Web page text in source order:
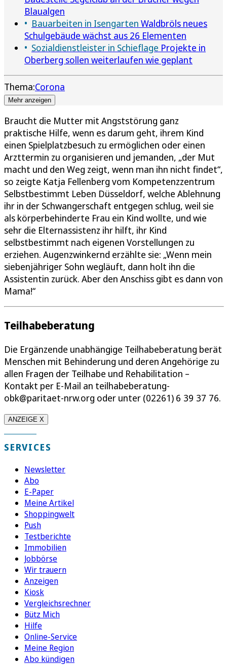
Blaualgen
Bauarbeiten in Isengarten Waldbröls neues
Schulgebäude wächst aus 26 Elementen
Sozialdienstleister in Schieflage Projekte in
Oberberg sollen weiterlaufen wie geplant
Thema:Corona
Mehr anzeigen
Braucht die Mutter mit Angststörung ganz
praktische Hilfe, wenn es darum geht, ihrem Kind
einen Spielplatzbesuch zu ermöglichen oder einen
Arzttermin zu organisieren und jemanden, „der Mut
macht und den Weg zeigt, wenn man ihn nicht findet“,
so zeigte Katja Fellenberg vom Kompetenzzentrum
Selbstbestimmt Leben Düsseldorf, welche Ablehnung
ihr in der Schwangerschaft entgegen schlug, weil sie
als körperbehinderte Frau ein Kind wollte, und wie
sehr die Elternassistenz ihr hilft, ihr Kind
selbstbestimmt nach eigenen Vorstellungen zu
erziehen. Augenzwinkernd erzählte sie: „Wenn mein
siebenjähriger Sohn wegläuft, dann holt ihn die
Assistentin zurück. Aber den Anschiss gibt es dann von
Mama!“
Teilhabeberatung
Die Ergänzende unabhängige Teilhabeberatung berät
Menschen mit Behinderung und deren Angehörige zu
allen Fragen der Teilhabe und Rehabilitation –
Kontakt per E-Mail an teilhabeberatung-
obk@paritaet-nrw.org oder unter (02261) 6 39 37 76.
ANZEIGE X
SERVICES
Newsletter
Abo
E-Paper
Meine Artikel
Shoppingwelt
Push
Testberichte
Immobilien
Jobbörse
Wir trauern
Anzeigen
Kiosk
Vergleichsrechner
Bütz Mich
Hilfe
Online-Service
Meine Region
Abo kündigen